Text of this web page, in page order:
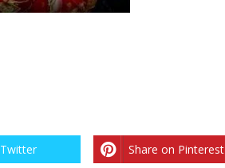
Share on Pinterest